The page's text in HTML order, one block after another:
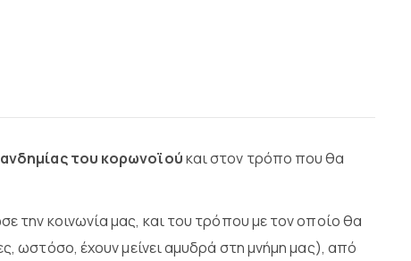
του κορωνοϊούκαι στον τρόπο που θα
κοινωνία μας, και του τρόπου με τον οποίο θα
ωστόσο, έχουν μείνει αμυδρά στη μνήμη μας), από